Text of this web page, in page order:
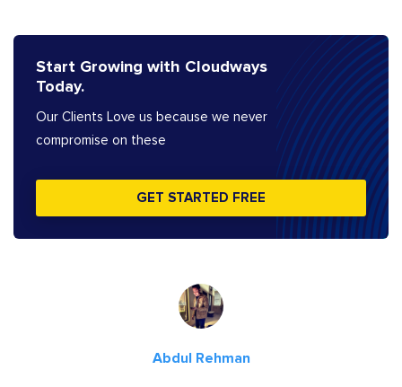
Start Growing with Cloudways
Today.
Our Clients Love us because we never
compromise on these
GET STARTED FREE
Abdul Rehman